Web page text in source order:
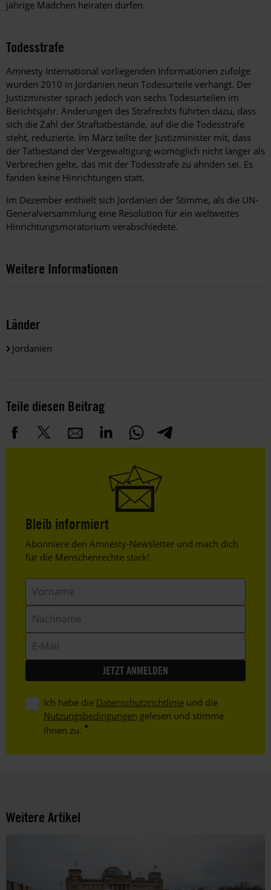
jährige Mädchen heiraten dürfen.
Todesstrafe
Amnesty International vorliegenden Informationen zufolge
wurden 2010 in Jordanien neun Todesurteile verhängt. Der
Justizminister sprach jedoch von sechs Todesurteilen im
Berichtsjahr. Änderungen des Strafrechts führten dazu, dass
sich die Zahl der Straftatbestände, auf die die Todesstrafe
steht, reduzierte. Im März teilte der Justizminister mit, dass
der Tatbestand der Vergewaltigung womöglich nicht länger als
Verbrechen gelte, das mit der Todesstrafe zu ahnden sei. Es
fanden keine Hinrichtungen statt.
Im Dezember enthielt sich Jordanien der Stimme, als die UN-
Generalversammlung eine Resolution für ein weltweites
Hinrichtungsmoratorium verabschiedete.
Weitere Informationen
Länder
Jordanien
Teile diesen Beitrag
Bleib informiert
Header
Text
Abonniere den Amnesty-Newsletter und mach dich
für die Menschenrechte stark!
Mail
Ich habe die Datenschutzrichtlinie und die
Nutzungsbedingungen gelesen und stimme
ihnen zu.
Weitere Artikel